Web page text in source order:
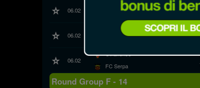
06.02
06.02
Louletano
06.02
Olhanense
FC Serpa
Round Group F - 14